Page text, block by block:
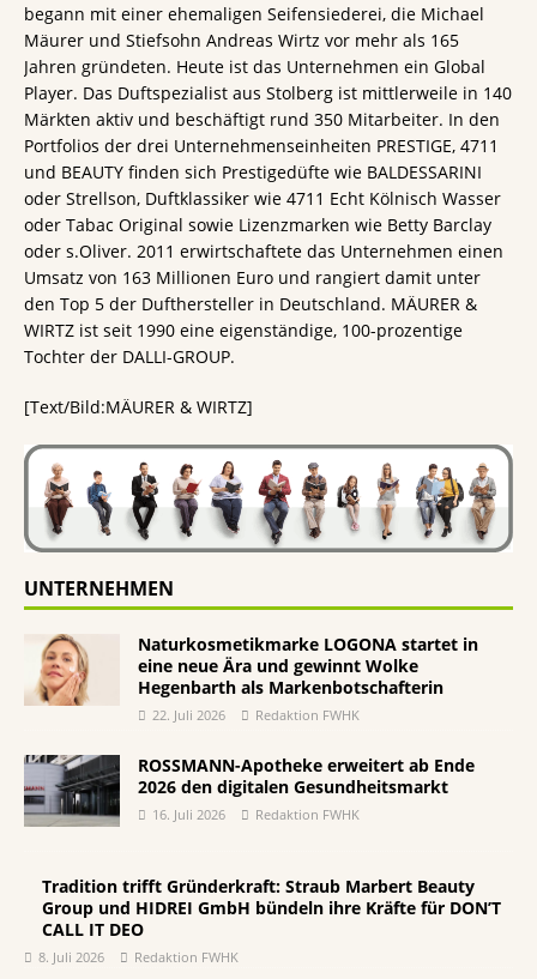
begann mit einer ehemaligen Seifensiederei, die Michael
Mäurer und Stiefsohn Andreas Wirtz vor mehr als 165
Jahren gründeten. Heute ist das Unternehmen ein Global
Player. Das Duftspezialist aus Stolberg ist mittlerweile in 140
Märkten aktiv und beschäftigt rund 350 Mitarbeiter. In den
Portfolios der drei Unternehmenseinheiten PRESTIGE, 4711
und BEAUTY finden sich Prestigedüfte wie BALDESSARINI
oder Strellson, Duftklassiker wie 4711 Echt Kölnisch Wasser
oder Tabac Original sowie Lizenzmarken wie Betty Barclay
oder s.Oliver. 2011 erwirtschaftete das Unternehmen einen
Umsatz von 163 Millionen Euro und rangiert damit unter
den Top 5 der Dufthersteller in Deutschland. MÄURER &
WIRTZ ist seit 1990 eine eigenständige, 100-prozentige
Tochter der DALLI-GROUP.
[Text/Bild:MÄURER & WIRTZ]
UNTERNEHMEN
Naturkosmetikmarke LOGONA startet in
eine neue Ära und gewinnt Wolke
Hegenbarth als Markenbotschafterin
22. Juli 2026 Redaktion FWHK
ROSSMANN-Apotheke erweitert ab Ende
2026 den digitalen Gesundheitsmarkt
16. Juli 2026 Redaktion FWHK
Tradition trifft Gründerkraft: Straub Marbert Beauty
Group und HIDREI GmbH bündeln ihre Kräfte für DON’T
CALL IT DEO
8. Juli 2026 Redaktion FWHK